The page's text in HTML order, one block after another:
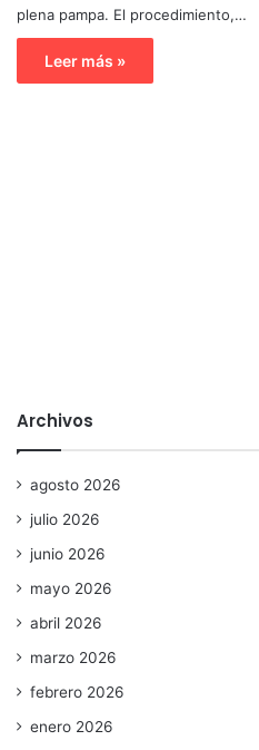
plena pampa. El procedimiento,…
Leer más »
Archivos
agosto 2026
julio 2026
junio 2026
mayo 2026
abril 2026
marzo 2026
febrero 2026
enero 2026